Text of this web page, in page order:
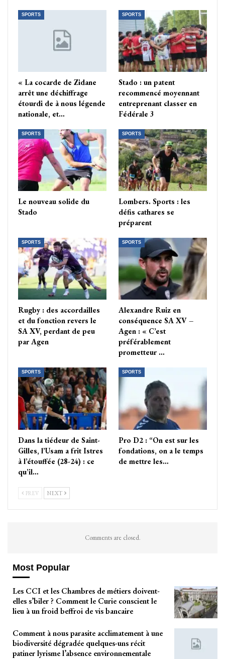
SPORTS
« La cocarde de Zidane
arrêt une déchiffrage
étourdi de à nous légende
nationale, et…
SPORTS
Stado : un patent
recommencé moyennant
entreprenant classer en
Fédérale 3
SPORTS
Le nouveau solide du
Stado
SPORTS
Lombers. Sports : les
défis cathares se
préparent
SPORTS
Rugby : des accordailles
et du fonction revers le
SA XV, perdant de peu
par Agen
SPORTS
Alexandre Ruiz en
conséquence SA XV –
Agen : « C’est
préférablement
prometteur …
SPORTS
Dans la tiédeur de Saint-
Gilles, l’Usam a frit Istres
à l’étouffée (28-24) : ce
qu’il…
SPORTS
Pro D2 : “On est sur les
fondations, on a le temps
de mettre les…
PREV NEXT
Comments are closed.
Most Popular
Les CCI et les Chambres de métiers doivent-
elles s’biler ? Comment le Curie conscient le
lieu à un froid beffroi de vis bancaire
Comment à nous parasite acclimatement à une
biodiversité dégradée quelques-uns récit
patiner lyrisme l’absence environnementale